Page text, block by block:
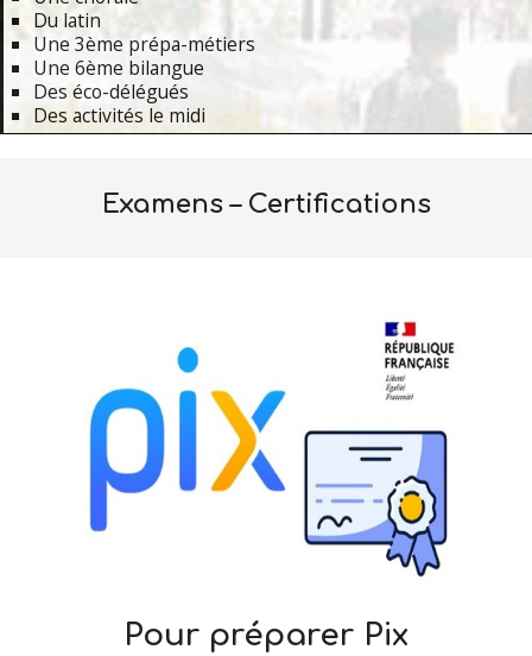
Du latin
Une 3ème prépa-métiers
Une 6ème bilangue
Des éco-délégués
Des activités le midi
Examens – Certifications
Pour préparer Pix